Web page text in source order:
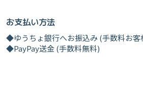
お支払い方法
◆ゆうちょ銀行へお振込み (手数料お客
◆PayPay送金 (手数料無料)